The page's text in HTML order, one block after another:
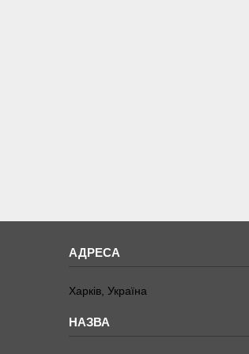
Харків, Україна